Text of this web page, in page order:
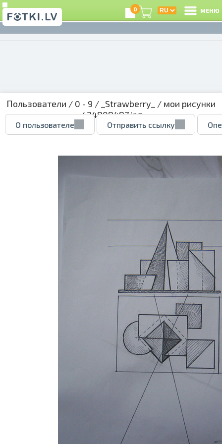
0 МЕНЮ
Пользователи / 0 - 9 / _Strawberry_ / мои рисунки
/ 24808487.jpg
О пользователе Отправить ссылку